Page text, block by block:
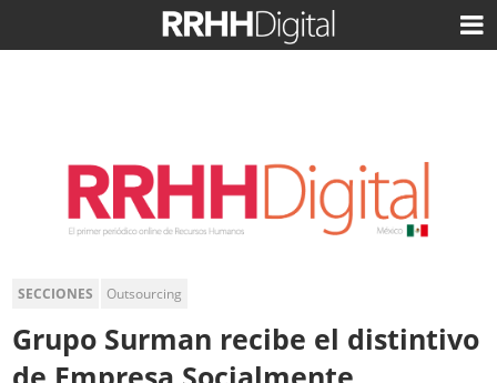
SECCIONES Outsourcing
Grupo Surman recibe el distintivo